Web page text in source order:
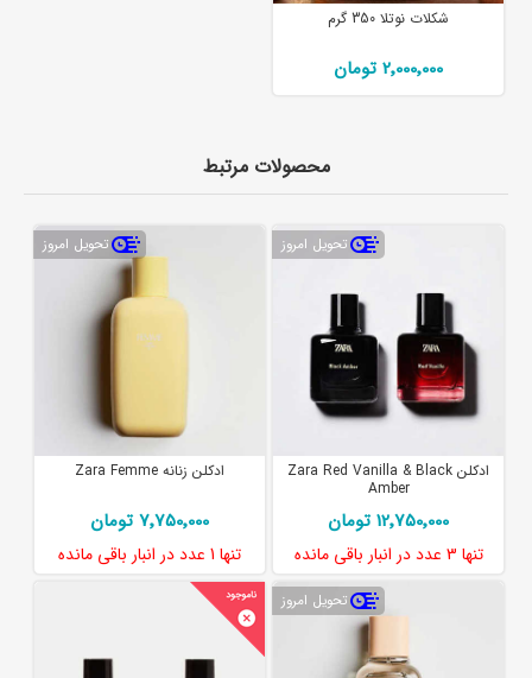
شکلات نوتلا 350 گرم
2٬000٬000 تومان
محصولات مرتبط
تحویل امروز
ادکلن Zara Red Vanilla & Black
Amber
12٬750٬000 تومان
تنها 3 عدد در انبار باقی مانده
تحویل امروز
ادکلن زنانه Zara Femme
7٬750٬000 تومان
تنها 1 عدد در انبار باقی مانده
تحویل امروز